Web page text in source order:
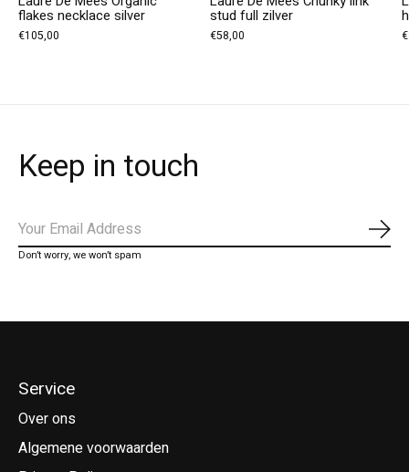
flakes necklace silver
€105,00
stud full zilver
€58,00
Keep in touch
Don’t worry, we won’t spam
Service
Over ons
Algemene voorwaarden